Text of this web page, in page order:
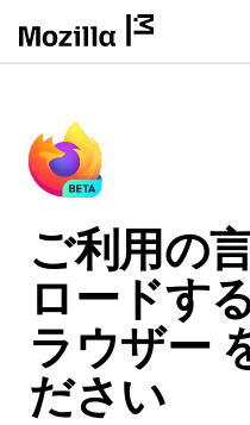
ご利用の
ロードす
ラウザー
ださい